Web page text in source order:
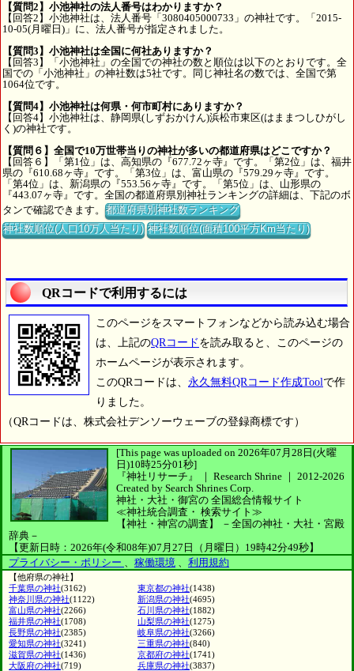
【質問2】小池神社の法人番号はわかりますか？
【回答2】小池神社は、法人番号「3080405000733」の神社です。「2015-
10-05(月曜日)」に、法人番号が指定されました。
【質問3】小池神社は全国に何社ありますか？
【回答3】「小池神社」の全国での神社の数と順位は以下のとおりです。全
国での「小池神社」の神社数は5社です。同じ神社名の数では、全国で第
1064位です。
【質問4】小池神社は何県・何市町村にありますか？
【回答4】小池神社は、静岡県(しずおかけん)浜松市東区(はままつしひがし
く)の神社です。
【質問６】全国で10万世帯当りの神社が多いの都道府県はどこですか？
【回答６】「第1位」は、高知県の『677.72ヶ寺』です。「第2位」は、福井
県の『610.68ヶ寺』です。「第3位」は、富山県の『579.29ヶ寺』です。
「第4位」は、新潟県の『553.56ヶ寺』です。「第5位」は、山形県の
『443.07ヶ寺』です。全国の都道府県別神社ランキングの詳細は、下記のボ
タンで確認できます。都道府県別神社数ランキング
神社数順位(人口10万人当たり) 神社数順位(面積100平方Km当たり)
QRコードで利用するには
このページをスマートフォンなどから読み込む場合
は、上記のQRコード を読み取ると、このページの
ホームページが表示されます。
このQRコードは、 永久無料QRコード作成Toolで作
りました。
（QRコードは、株式会社デンソーウェーブの登録商標です）
[This page was uploaded on 2026年07月28日(火曜
日)10時25分01秒]
『神社リサーチ』 ｜ Research Shrine ｜ 2012-2026
Created by Search Shrines Corp.
神社・大社・御宮の 全国総合情報サイト
≪神社統合調査・ 検索サイト≫
【神社・神宮の調査】
－全国の神社・大社・宮殿
辞典－
【更新日時：2026年(令和08年)07月27日（月曜日）19時42分49秒】
プライバシー・ポリシー 、 稼働環境 、 利用規約
【他府県の神社】
千葉県の神社(3162) 東京都の神社(1438)
神奈川県の神社(1122) 新潟県の神社(4695)
富山県の神社(2266) 石川県の神社(1882)
福井県の神社(1708) 山梨県の神社(1275)
長野県の神社(2385) 岐阜県の神社(3266)
愛知県の神社(3241) 三重県の神社(840)
滋賀県の神社(1436) 京都府の神社(1741)
大阪府の神社(719) 兵庫県の神社(3837)